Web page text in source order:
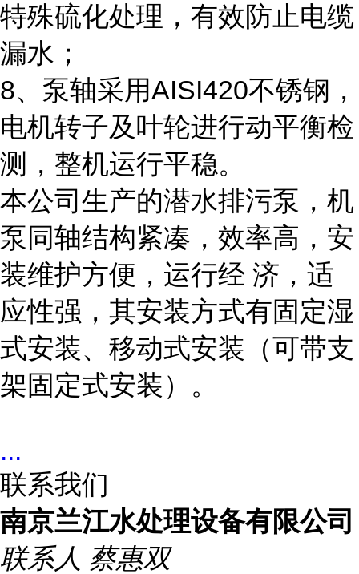
特殊硫化处理，有效防止电缆
漏水；
8、泵轴采用AISI420不锈钢，
电机转子及叶轮进行动平衡检
测，整机运行平稳。
本公司生产的潜水排污泵，机
泵同轴结构紧凑，效率高，安
装维护方便，运行经 济，适
应性强，其安装方式有固定湿
式安装、移动式安装（可带支
架固定式安装）。
...
联系我们
南京兰江水处理设备有限公司
联系人 蔡惠双